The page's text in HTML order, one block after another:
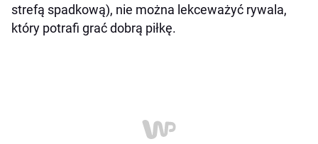
strefą spadkową), nie można lekceważyć rywala,
który potrafi grać dobrą piłkę.